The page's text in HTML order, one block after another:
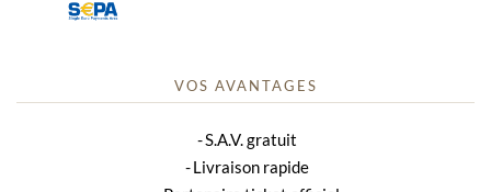
VOS AVANTAGES
S.A.V. gratuit
Livraison rapide